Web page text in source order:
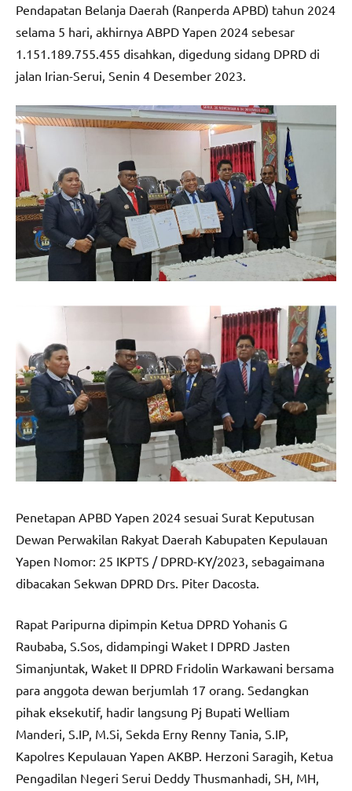
Pendapatan Belanja Daerah (Ranperda APBD) tahun 2024
selama 5 hari, akhirnya ABPD Yapen 2024 sebesar
1.151.189.755.455 disahkan, digedung sidang DPRD di
jalan Irian-Serui, Senin 4 Desember 2023.
Penetapan APBD Yapen 2024 sesuai Surat Keputusan
Dewan Perwakilan Rakyat Daerah Kabupaten Kepulauan
Yapen Nomor: 25 IKPTS / DPRD-KY/2023, sebagaimana
dibacakan Sekwan DPRD Drs. Piter Dacosta.
Rapat Paripurna dipimpin Ketua DPRD Yohanis G
Raubaba, S.Sos, didampingi Waket I DPRD Jasten
Simanjuntak, Waket II DPRD Fridolin Warkawani bersama
para anggota dewan berjumlah 17 orang. Sedangkan
pihak eksekutif, hadir langsung Pj Bupati Welliam
Manderi, S.IP, M.Si, Sekda Erny Renny Tania, S.IP,
Kapolres Kepulauan Yapen AKBP. Herzoni Saragih, Ketua
Pengadilan Negeri Serui Deddy Thusmanhadi, SH, MH,